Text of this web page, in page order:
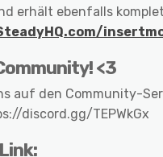
erhält ebenfalls
<3
auf den Community-
discord.gg/TEPWkGx